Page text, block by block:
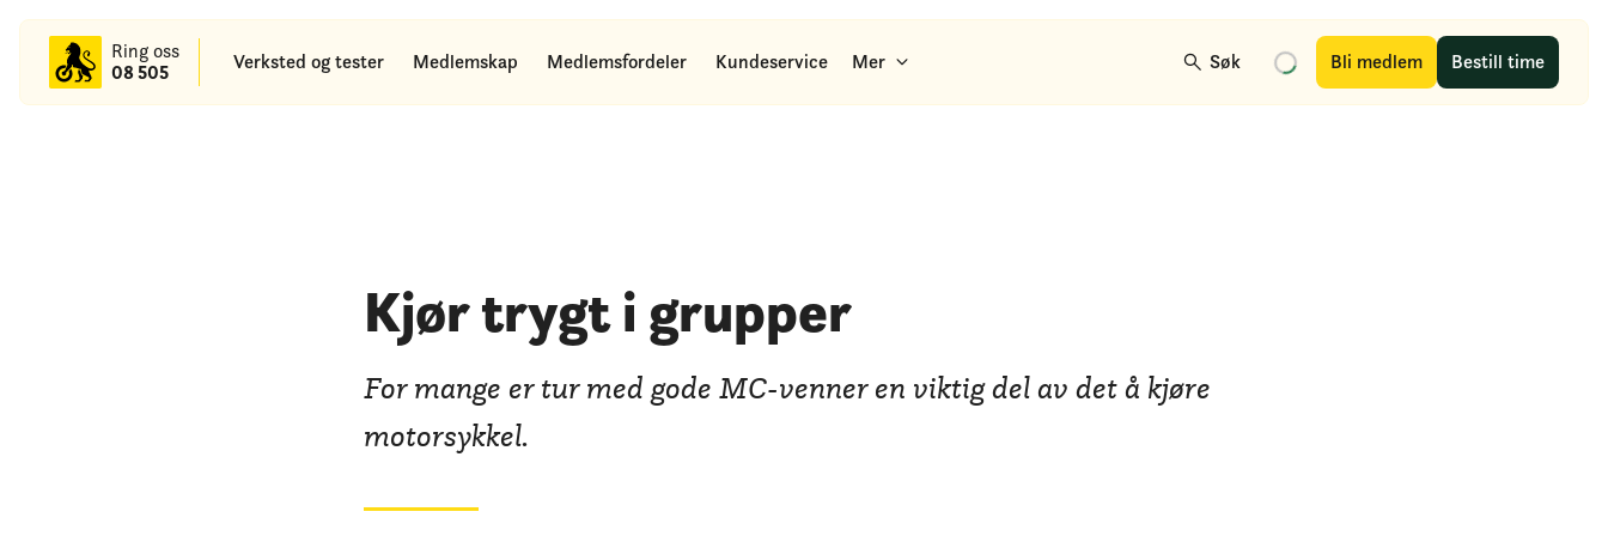
Ring oss
08 505
Verksted og tester Medlemskap Medlemsfordeler Kundeservice Mer Søk Bli medlem Bestill time
hovedinnhold
Kjør trygt i grupper
For mange er tur med gode MC-venner en viktig del av det å kjøre
motorsykkel.